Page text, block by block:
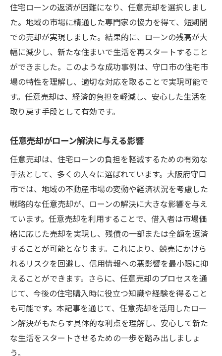
効率的な任意売却のプロセスを理解する
守口市の市場特性に基づく計画策定
実際のケーススタディから学ぶ教訓
住宅ローン問題を解決任意売却の成功ポイント
成功する任意売却のための準備と計画
守口市での成功事例に学ぶポイント
任意売却でローン問題を効率的に解決する
専門家の知識を活用した問題解決の重要性
成功に導くための具体的なアクションプラ
ン
綿密な市場分析と戦略的アプローチ
守口市での任意売却効率的な住宅ローン対策
効率的なローン対策を実現する任意売却の
方法
守口市でのローン対策成功事例の分析
時間とコストを削減する任意売却の実践法
守口市の特性を活かした対策計画
任意売却を活用した住宅ローンの最適化
効率的な対策をするためのパートナー選び
住宅ローンの返済が困難になり、任意売却を選択しまし
た。地域の市場に精通した専門家の協力を得て、短期間
での売却が実現しました。結果的に、ローンの残高が大
幅に減少し、新たな住まいで生活を再スタートすること
ができました。このような成功事例は、守口市の住宅市
場の特性を理解し、適切な対応を取ることで実現可能で
す。任意売却は、経済的負担を軽減し、安心した生活を
取り戻す手段として有効です。
任意売却がローン解決に与える影響
任意売却は、住宅ローンの負担を軽減するための有効な
手法として、多くの人々に選ばれています。大阪府守口
市では、地域の不動産市場の変動や経済状況を考慮した
戦略的な任意売却が、ローンの解決に大きな影響を与え
ています。任意売却を利用することで、借入者は市場価
格に応じた売却を実現し、残債の一部または全額を返済
することが可能となります。これにより、競売にかけら
れるリスクを回避し、信用情報への悪影響を最小限に抑
えることができます。さらに、任意売却のプロセスを通
じて、今後の住宅購入時に役立つ知識や経験を得ること
も可能です。本記事を通じて、任意売却を活用したロー
ン解決がもたらす具体的な利点を理解し、安心して新た
な生活をスタートさせるための一歩を踏み出しましょ
う。